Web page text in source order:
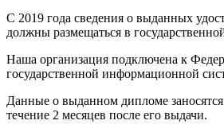
С 2019 года сведения о выданных
должны размещаться в
Наша организация подключена к
государственной информационной
Данные о выданном дипломе заносятся
течение 2 месяцев после его выдачи.